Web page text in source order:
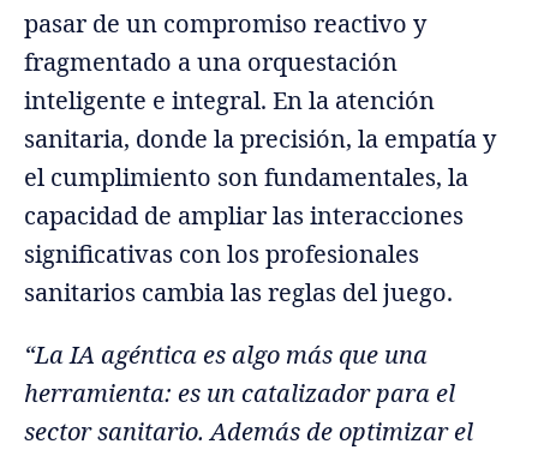
pasar de un compromiso reactivo y
fragmentado a una orquestación
inteligente e integral. En la atención
sanitaria, donde la precisión, la empatía y
el cumplimiento son fundamentales, la
capacidad de ampliar las interacciones
significativas con los profesionales
sanitarios cambia las reglas del juego.
“La IA agéntica es algo más que una
herramienta: es un catalizador para el
sector sanitario. Además de optimizar el